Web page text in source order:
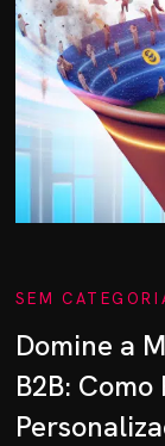
SEM
Domine a
B2B: